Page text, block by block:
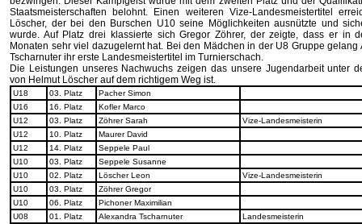
Staatsmeisterschaften belohnt. Einen weiteren Vize-Landesmeistertitel
Löscher, der bei den Burschen U10 seine Möglichkeiten ausnützte und
wurde. Auf Platz drei klassierte sich Gregor Zöhrer, der zeigte, dass er in
Monaten sehr viel dazugelernt hat. Bei den Mädchen in der U8 Gruppe gelang
Tscharnuter ihr erste Landesmeistertitel im Turnierschach.
Die Leistungen unseres Nachwuchs zeigen das unsere Jugendarbeit unter
von Helmut Löscher auf dem richtigem Weg ist.
U18 03. Platz
Pacher Simon
U16
16. Platz
Kofler Marco
U12
03. Platz Zöhrer Sarah
Vize-Landesmeisterin
U12
10. Platz
Maurer David
U12
14. Platz
Seppele Paul
U10
03. Platz
Seppele Susanne
U10
02. Platz Löscher Leon
Vize-Landesmeisterin
U10
03. Platz
Zöhrer Gregor
U10
06. Platz
Pichoner Maximilian
U08
01. Platz Alexandra Tscharnuter Landesmeisterin